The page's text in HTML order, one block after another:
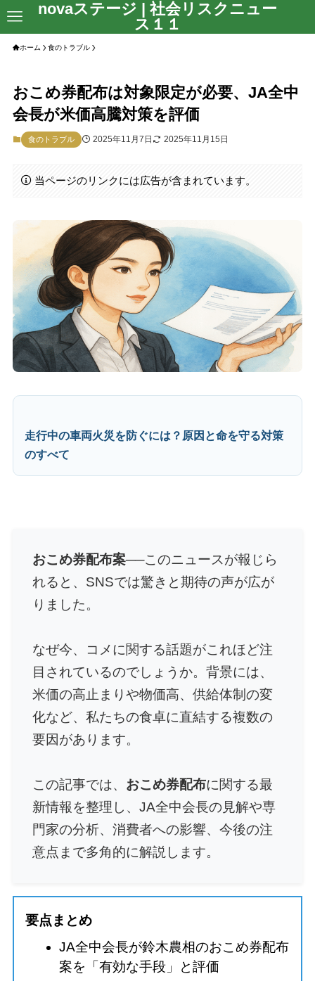
novaステージ | 社会リスクニュー
ス１１
ホーム 食のトラブル
おこめ券配布は対象限定が必要、JA全中
会長が米価高騰対策を評価
食のトラブル 2025年11月7日 2025年11月15日
当ページのリンクには広告が含まれています。
走行中の車両火災を防ぐには？原因と命を守る対策
のすべて
おこめ券配布案──このニュースが報じら
れると、SNSでは驚きと期待の声が広が
りました。
なぜ今、コメに関する話題がこれほど注
目されているのでしょうか。背景には、
米価の高止まりや物価高、供給体制の変
化など、私たちの食卓に直結する複数の
要因があります。
この記事では、 おこめ券配布に関する最
新情報を整理し、JA全中会長の見解や専
門家の分析、消費者への影響、今後の注
意点まで多角的に解説します。
要点まとめ
JA全中会長が鈴木農相のおこめ券配布
案を「有効な手段」と評価